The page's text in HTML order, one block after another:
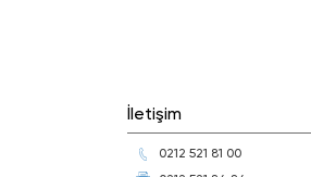
İletişim
0212 521 81 00